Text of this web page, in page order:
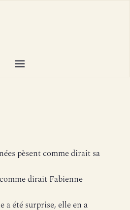
pèsent comme dirait sa
dirait Fabienne
a été surprise, elle en a